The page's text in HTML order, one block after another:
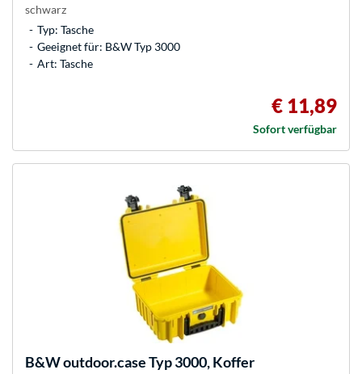
schwarz
Typ: Tasche
Geeignet für: B&W Typ 3000
Art: Tasche
€ 11,89
Sofort verfügbar
B&Woutdoor.case Typ 3000, Koffer